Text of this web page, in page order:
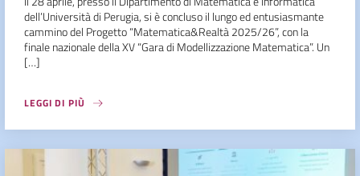
dell’Università di Perugia, si è concluso il lungo ed entusiasmante
cammino del Progetto “Matematica&Realtà 2025/26”, con la
finale nazionale della XV “Gara di Modellizzazione Matematica”. Un
[…]
LEGGI DI PIÙ